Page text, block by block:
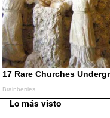
Lo más visto